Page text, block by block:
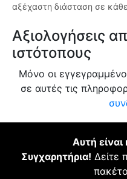
αξέχαστη διάσταση σε
Αξιολογήσεις
ιστότοπους
Μόνο οι
σε αυτές τις
Αυτή είναι
Συγχαρητήρια! Δείτε